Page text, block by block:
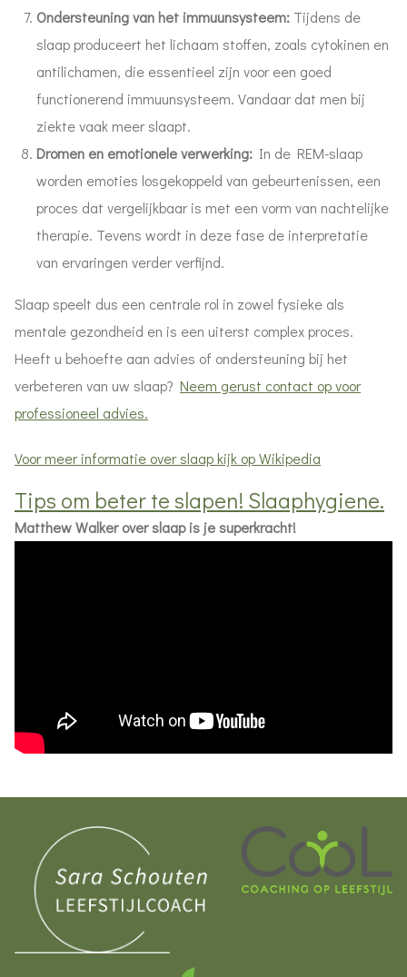
Ondersteuning van het immuunsysteem: Tijdens de
slaap produceert het lichaam stoffen, zoals cytokinen en
antilichamen, die essentieel zijn voor een goed
functionerend immuunsysteem. Vandaar dat men bij
ziekte vaak meer slaapt.
Dromen en emotionele verwerking: In de REM-slaap
worden emoties losgekoppeld van gebeurtenissen, een
proces dat vergelijkbaar is met een vorm van nachtelijke
therapie. Tevens wordt in deze fase de interpretatie
van ervaringen verder verfijnd.
Slaap speelt dus een centrale rol in zowel fysieke als
mentale gezondheid en is een uiterst complex proces.
Heeft u behoefte aan advies of ondersteuning bij het
verbeteren van uw slaap? Neem gerust contact op voor
professioneel advies.
Voor meer informatie over slaap kijk op Wikipedia
Tips om beter te slapen! Slaaphygiene.
Matthew Walker over slaap is je superkracht!